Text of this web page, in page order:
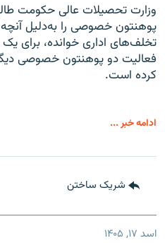
وزارت تحصیلات عالی حکومت
پوهنتون خصوصی را به‌دلیل
تخلف‌های اداری خوانده، برای
فعالیت دو پوهنتون خصوصی
کرده است.
ادامه خبر ...
شریک ساختن
اسد ۱۷, ۱۴۰۵